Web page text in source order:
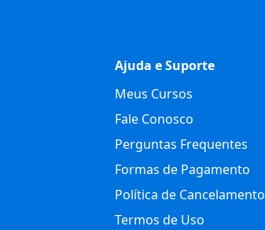
Ajuda e Suporte
Meus Cursos
Fale Conosco
Perguntas Frequentes
Formas de Pagamento
Política de Cancelamento
Termos de Uso